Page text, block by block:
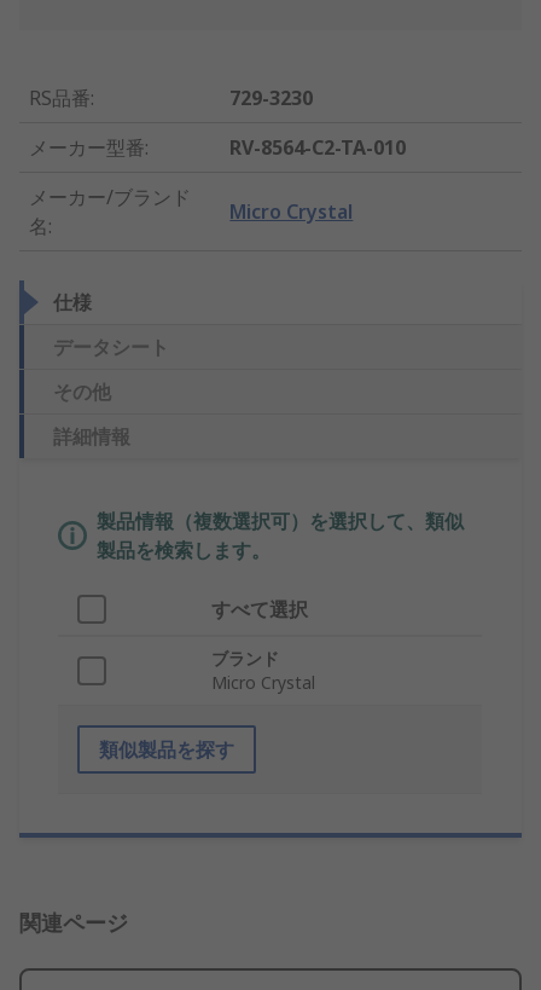
RS品番:
729-3230
メーカー型番:
RV-8564-C2-TA-010
メーカー/ブランド
名:
Micro Crystal
仕様
データシート
その他
詳細情報
製品情報（複数選択可）を選択して、類似
製品を検索します。
すべて選択
ブランド
Micro Crystal
類似製品を探す
関連ページ